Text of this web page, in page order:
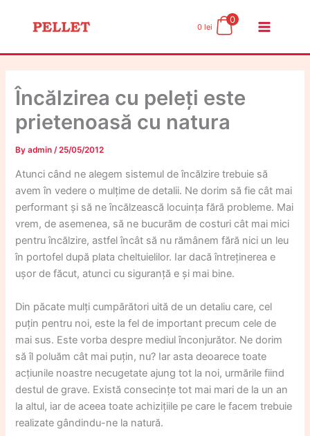
0 lei
0
Încălzirea cu peleți este
prietenoasă cu natura
Byadmin /25/05/2012
Atunci când ne alegem sistemul de încălzire trebuie să
avem în vedere o mulțime de detalii. Ne dorim să fie cât mai
performant și să ne încălzească locuința fără probleme. Mai
vrem, de asemenea, să ne bucurăm de costuri cât mai mici
pentru încălzire, astfel încât să nu rămânem fără nici un leu
în portofel după plata cheltuielilor. Iar dacă întreținerea e
ușor de făcut, atunci cu siguranță e și mai bine.
Din păcate mulți cumpărători uită de un detaliu care, cel
puțin pentru noi, este la fel de important precum cele de
mai sus. Este vorba despre mediul înconjurător. Ne dorim
să îl poluăm cât mai puțin, nu? Iar asta deoarece toate
acțiunile noastre necugetate ajung tot la noi, urmările fiind
destul de grave. Există consecințe tot mai mari de la un an
la altul, iar de aceea toate achizițiile pe care le facem trebuie
realizate gândindu-ne la natură.